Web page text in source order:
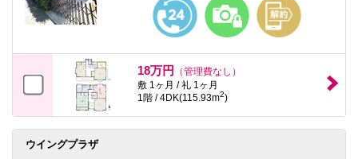
18万円
（管理費なし）
敷 1ヶ月 / 礼 1ヶ月
1階 / 4DK(115.93m2)
ウイングプラザ